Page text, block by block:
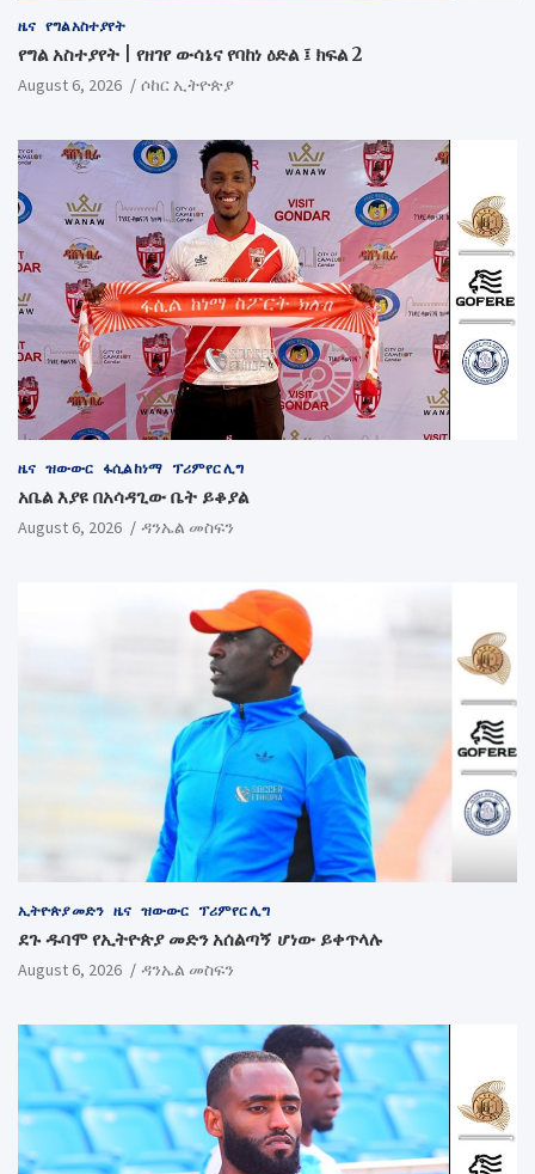
ዜና የግል አስተያየት
የግል አስተያየት | የዘገየ ውሳኔና የባከነ ዕድል ፤ ክፍል 2
August 6, 2026 ሶከር ኢትዮጵያ
ዜና ዝውውር ፋሲል ከነማ ፕሪምየር ሊግ
አቤል እያዩ በአሳዳጊው ቤት ይቆያል
August 6, 2026 ዳንኤል መስፍን
ኢትዮጵያ መድን ዜና ዝውውር ፕሪምየር ሊግ
ደጉ ዱባሞ የኢትዮጵያ መድን አሰልጣኝ ሆነው ይቀጥላሉ
August 6, 2026 ዳንኤል መስፍን